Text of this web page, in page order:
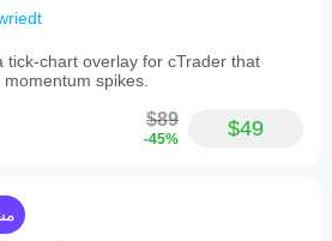
tick‑chart overlay for cTrader that
spikes.
$89
-45% $49